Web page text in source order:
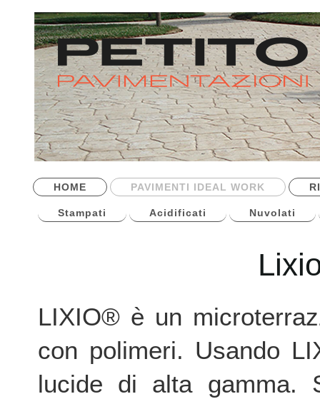
HOME PAVIMENTI IDEAL WORK
Stampati Acidificati Nuvolati
LIXIO® è un
con polimeri. Usando
lucide di alta gamma.